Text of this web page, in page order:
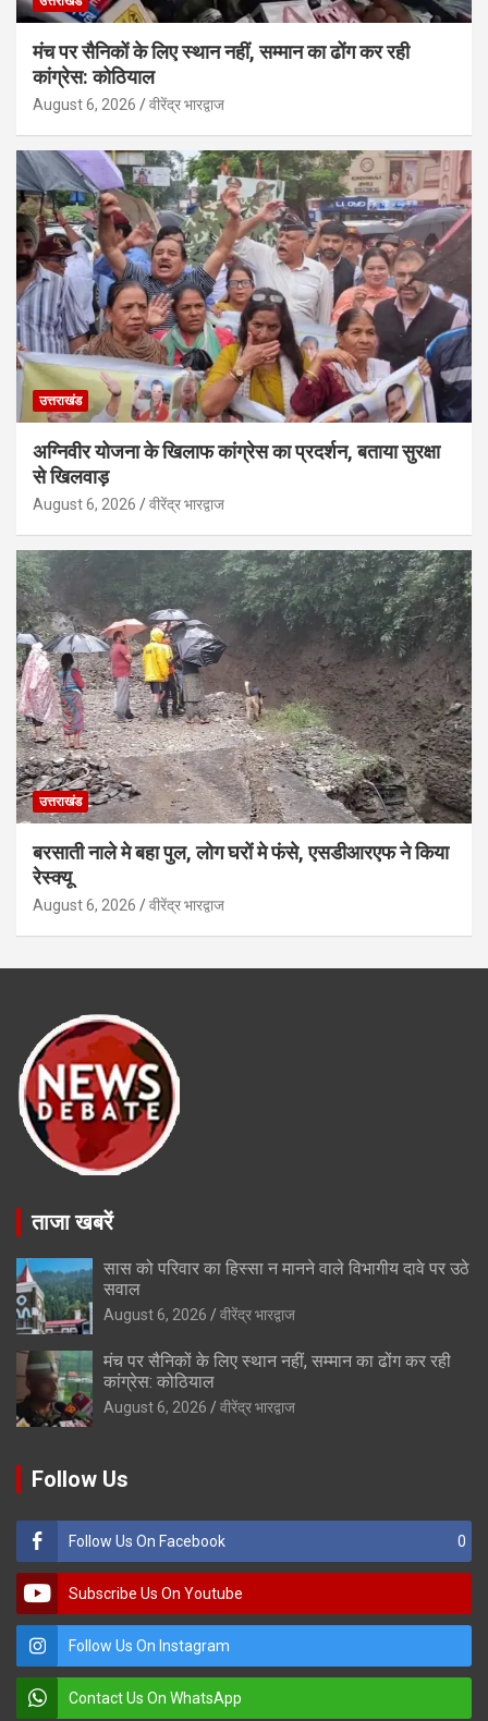
मंच पर सैनिकों के लिए स्थान नहीं, सम्मान का ढोंग कर रही
कांग्रेस: कोठियाल
August 6, 2026 वीरेंद्र भारद्वाज
उत्तराखंड
अग्निवीर योजना के खिलाफ कांग्रेस का प्रदर्शन, बताया सुरक्षा
से खिलवाड़
August 6, 2026 वीरेंद्र भारद्वाज
उत्तराखंड
बरसाती नाले मे बहा पुल, लोग घरों मे फंसे, एसडीआरएफ ने किया
रेस्क्यू
August 6, 2026 वीरेंद्र भारद्वाज
ताजा खबरें
सास को परिवार का हिस्सा न मानने वाले विभागीय दावे पर उठे
सवाल
August 6, 2026 वीरेंद्र भारद्वाज
मंच पर सैनिकों के लिए स्थान नहीं, सम्मान का ढोंग कर रही
कांग्रेस: कोठियाल
August 6, 2026 वीरेंद्र भारद्वाज
Follow Us
Follow Us On Facebook 0
Subscribe Us On Youtube
Follow Us On Instagram
Contact Us On WhatsApp